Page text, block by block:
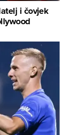
i čovjek